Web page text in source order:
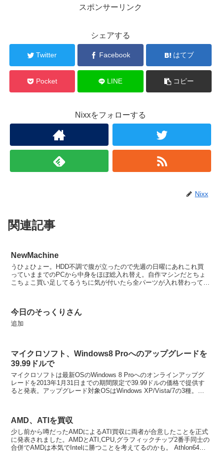
スポンサーリンク
シェアする
Twitter Facebook はてブ
Pocket LINE コピー
Nixxをフォローする
Nixx
関連記事
NewMachine
うひょひょー。HDD不調で腹が立ったので先週の日曜にあれこれ買
っていままでのPCから中身をほぼ総入れ替え。自作マシンだとちょ
こちょこ買い足してるうちに気が付いたら全パーツが入れ替わって
今日のそっくりさん
追加
マイクロソフト、Windows8 Proへのアップグレードを
39.99ドルで
マイクロソフトは最新OSのWindows 8 Proへのオンラインアップグ
レードを2013年1月31日までの期間限定で39.99ドルの価格で提供す
ると発表。アップグレード対象OSはWindows XP/Vista/7の3種。こ
AMD、ATIを買収
少し前から噂だったAMDによるATI買収に両者が合意したことを正式
に発表されました。AMDとATI,CPU,グラフィックチップ2番手同士の
合併でAMDは本気でIntelに勝つことを考えてるのかも。 Athlon64対